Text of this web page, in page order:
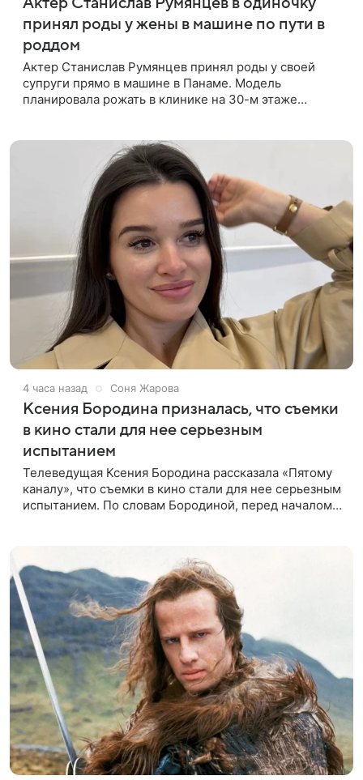
принял роды у жены в машине по пути в
роддом
Актер Станислав Румянцев принял роды у своей
супруги прямо в машине в Панаме. Модель
планировала рожать в клинике на 30-м этаже
4 часа назад Соня Жарова
Ксения Бородина призналась, что съемки
в кино стали для нее серьезным
испытанием
Телеведущая Ксения Бородина рассказала «Пятому
каналу», что съемки в кино стали для нее серьезным
испытанием. По словам Бородиной, перед началом